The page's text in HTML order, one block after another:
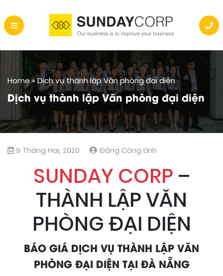
Home» Dịch vụ thành lập Văn phòng đại diện
Dịch vụ thành lập Văn phòng đại diện
9 Tháng Hai, 2020 Đặng Công Lĩnh
SUNDAY CORP –
THÀNH LẬP VĂN
PHÒNG ĐẠI DIỆN
BÁO GIÁ DỊCH VỤ THÀNH LẬP VĂN
PHÒNG ĐẠI DIỆN TẠI ĐÀ NẴNG